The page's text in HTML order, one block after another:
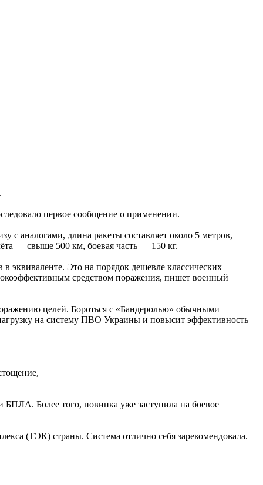
первое сообщение о применении.
с аналогами, длина ракеты составляет около 5 метров,
— свыше 500 км, боевая часть — 150 кг.
эквиваленте. Это на порядок дешевле классических
средством поражения, пишет военный
целей. Бороться с «Бандеролью» обычными
на систему ПВО Украины и повысит эффективность
БПЛА. Более того, новинка уже заступила на боевое
(ТЭК) страны. Система отлично себя зарекомендовала.